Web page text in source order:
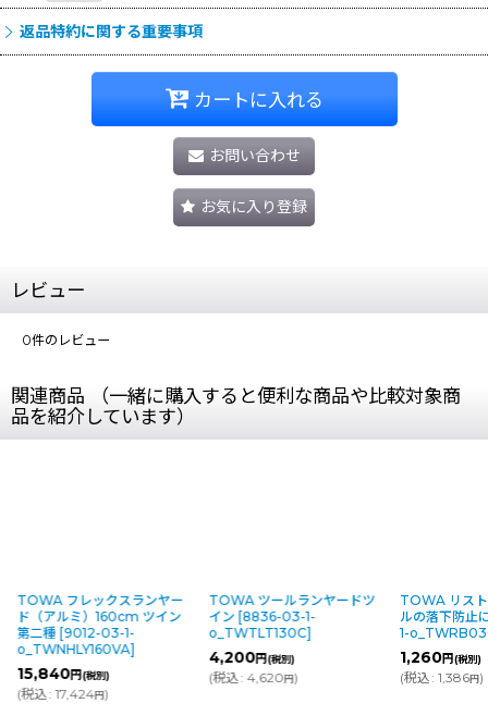
返品特約に関する重要事項
カートに入れる
お問い合わせ
お気に入り登録
レビュー
0件のレビュー
関連商品 （一緒に購入すると便利な商品や比較対象商
品を紹介しています）
ランヤー
ツイン
1-
]
TOWA ツールランヤードツ
イン [8836-03-1-
o_TWTLT130C
4,200
(税込
TOWA リストバンド - ツー
ルの落下防止に
8833-03-
1-o_TWRB030M
1,260
(税込